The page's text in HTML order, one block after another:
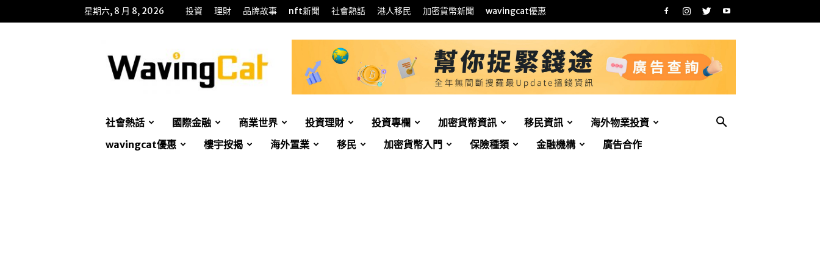
星期六, 8 月 8, 2026 投資 理財 品牌故事 nft新聞 社會熱話 港人移民 加密貨幣新聞 wavingcat優惠
招
財
貓
社會熱話 國際金融 商業世界 投資理財 投資專欄 加密貨幣資訊 移民資訊
海外物業投資
wavingcat優惠
樓宇按揭 海外置業 移民 加密貨幣入門 保險種類 金融機構 廣告合作